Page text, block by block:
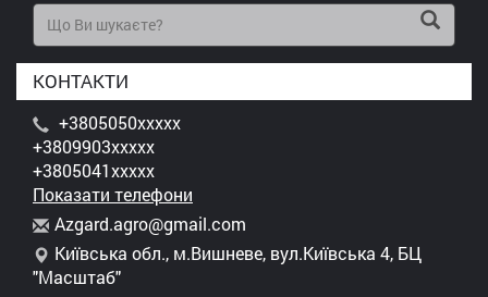
КОНТАКТИ
+3805050xxxxx
+3809903xxxxx
+3805041xxxxx
Показати телефони
Azgard.agro@gmail.com
Київська обл., м.Вишневе, вул.Київська 4, БЦ
"Масштаб"